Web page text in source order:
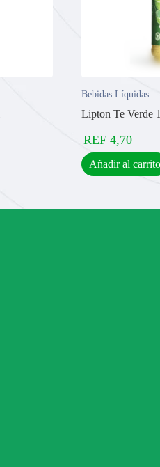
Bebidas Líquidas
Lipton Te Verde
REF 4,70
Añadir al carrito